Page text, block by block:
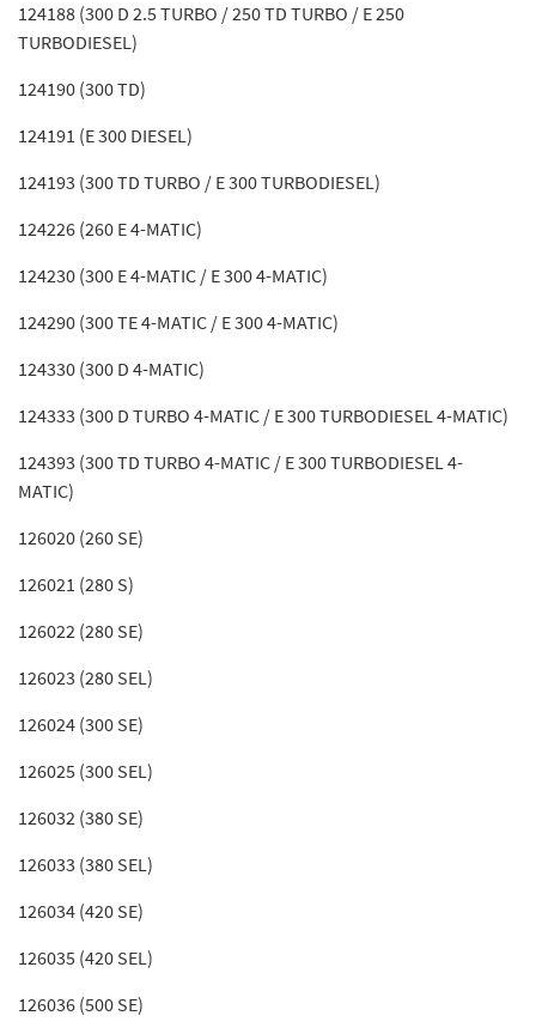
124188 (300 D 2.5 TURBO / 250 TD TURBO / E 250
TURBODIESEL)
124190 (300 TD)
124191 (E 300 DIESEL)
124193 (300 TD TURBO / E 300 TURBODIESEL)
124226 (260 E 4-MATIC)
124230 (300 E 4-MATIC / E 300 4-MATIC)
124290 (300 TE 4-MATIC / E 300 4-MATIC)
124330 (300 D 4-MATIC)
124333 (300 D TURBO 4-MATIC / E 300 TURBODIESEL 4-MATIC)
124393 (300 TD TURBO 4-MATIC / E 300 TURBODIESEL 4-
MATIC)
126020 (260 SE)
126021 (280 S)
126022 (280 SE)
126023 (280 SEL)
126024 (300 SE)
126025 (300 SEL)
126032 (380 SE)
126033 (380 SEL)
126034 (420 SE)
126035 (420 SEL)
126036 (500 SE)